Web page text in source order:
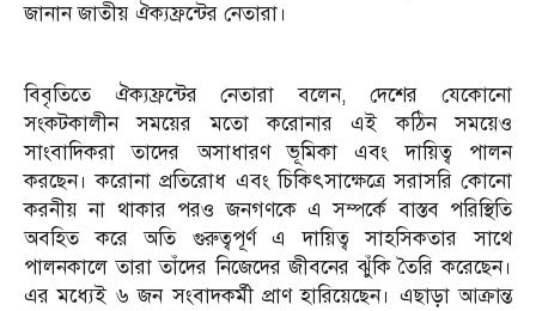
জানান জাতীয় ঐক্যফ্রন্টের নেতারা।
বিবৃতিতে ঐক্যফ্রন্টের নেতারা বলেন, দেশের যেকোনো
সংকটকালীন সময়ের মতো করোনার এই কঠিন সময়েও
সাংবাদিকরা তাদের অসাধারণ ভূমিকা এবং দায়িত্ব পালন
করছেন। করোনা প্রতিরোধ এবং চিকিৎসাক্ষেত্রে সরাসরি কোনো
করনীয় না থাকার পরও জনগণকে এ সম্পর্কে বাস্তব পরিস্থিতি
অবহিত করে অতি গুরুত্বপূর্ণ এ দায়িত্ব সাহসিকতার সাথে
পালনকালে তারা তাঁদের নিজেদের জীবনের ঝুঁকি তৈরি করেছেন।
এর মধ্যেই ৬ জন সংবাদকর্মী প্রাণ হারিয়েছেন। এছাড়া আক্রান্ত